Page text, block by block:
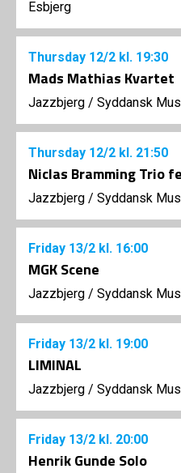
Esbjerg
Thursday 12/2 kl. 19:30
Mads Mathias Kvartet
Jazzbjerg / Syddansk
Thursday 12/2 kl. 21:50
Niclas Bramming Trio
Jazzbjerg / Syddansk
Friday 13/2 kl. 16:00
MGK Scene
Jazzbjerg / Syddansk
Friday 13/2 kl. 19:00
LIMINAL
Jazzbjerg / Syddansk
Friday 13/2 kl. 20:00
Henrik Gunde Solo